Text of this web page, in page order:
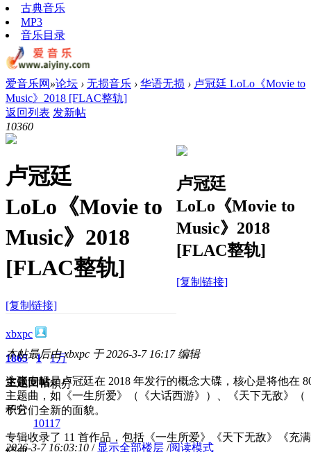
古典音乐
MP3
音乐目录
爱音乐网 »论坛 › 无损音乐 › 华语无损 › 卢冠廷 LoLo《Movie to
Music》2018 [FLAC整轨]
返回列表 发新帖
10360
卢冠廷
LoLo《Movie to
Music》2018
[FLAC整轨]
[复制链接]
卢冠廷
LoLo《Movie to
Music》2018
[FLAC整轨]
[复制链接]
xbxpc
1865
主题
1
回帖
1万
积分
积分
10117
2026-3-7 16:03:10 / 显示全部楼层 /阅读模式
本帖最后由 xbxpc 于 2026-3-7 16:17 编辑
这张专辑是卢冠廷在 2018 年发行的概念大碟，核心是将他在
主题曲，如《一生所爱》（《大话西游》）、《天下无敌》
予它们全新的面貌。
专辑收录了 11 首作品，包括《一生所爱》《天下无敌》《充